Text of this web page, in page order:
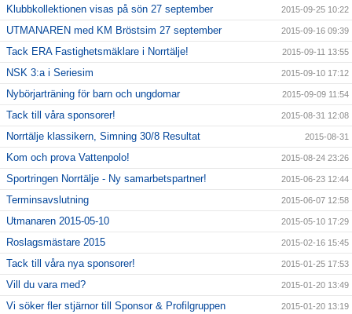
Klubbkollektionen visas på sön 27 september 2015-09-25 10:22
UTMANAREN med KM Bröstsim 27 september 2015-09-16 09:39
Tack ERA Fastighetsmäklare i Norrtälje! 2015-09-11 13:55
NSK 3:a i Seriesim 2015-09-10 17:12
Nybörjarträning för barn och ungdomar 2015-09-09 11:54
Tack till våra sponsorer! 2015-08-31 12:08
Norrtälje klassikern, Simning 30/8 Resultat 2015-08-31
Kom och prova Vattenpolo! 2015-08-24 23:26
Sportringen Norrtälje - Ny samarbetspartner! 2015-06-23 12:44
Terminsavslutning 2015-06-07 12:58
Utmanaren 2015-05-10 2015-05-10 17:29
Roslagsmästare 2015 2015-02-16 15:45
Tack till våra nya sponsorer! 2015-01-25 17:53
Vill du vara med? 2015-01-20 13:49
Vi söker fler stjärnor till Sponsor & Profilgruppen 2015-01-20 13:19